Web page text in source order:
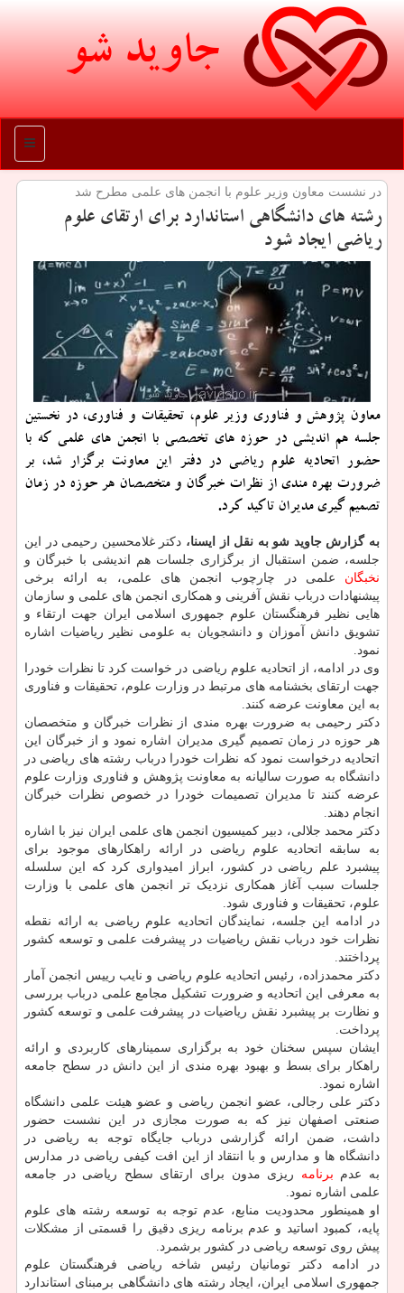
جاوید شو
منو
در نشست معاون وزیر علوم با انجمن های علمی مطرح شد
رشته های دانشگاهی استاندارد برای ارتقای علوم
ریاضی ایجاد شود
معاون پژوهش و فناوری وزیر علوم، تحقیقات و فناوری، در نخستین
جلسه هم اندیشی در حوزه های تخصصی با انجمن های علمی كه با
حضور اتحادیه علوم ریاضی در دفتر این معاونت برگزار شد، بر
ضرورت بهره مندی از نظرات خبرگان و متخصصان هر حوزه در زمان
تصمیم گیری مدیران تاكید كرد.
به گزارش جاوید شو به نقل از ایسنا، دکتر غلامحسین رحیمی در این
جلسه، ضمن استقبال از برگزاری جلسات هم اندیشی با خبرگان و
نخبگان علمی در چارچوب انجمن های علمی، به ارائه برخی
پیشنهادات درباب نقش آفرینی و همکاری انجمن های علمی و سازمان
هایی نظیر فرهنگستان علوم جمهوری اسلامی ایران جهت ارتقاء و
تشویق دانش آموزان و دانشجویان به علومی نظیر ریاضیات اشاره
نمود.
وی در ادامه، از اتحادیه علوم ریاضی در خواست کرد تا نظرات خودرا
جهت ارتقای بخشنامه های مرتبط در وزارت علوم، تحقیقات و فناوری
به این معاونت عرضه کنند.
دکتر رحیمی به ضرورت بهره مندی از نظرات خبرگان و متخصصان
هر حوزه در زمان تصمیم گیری مدیران اشاره نمود و از خبرگان این
اتحادیه درخواست نمود که نظرات خودرا درباب رشته های ریاضی در
دانشگاه به صورت سالیانه به معاونت پژوهش و فناوری وزارت علوم
عرضه کنند تا مدیران تصمیمات خودرا در خصوص نظرات خبرگان
انجام دهند.
دکتر محمد جلالی، دبیر کمیسیون انجمن های علمی ایران نیز با اشاره
به سابقه اتحادیه علوم ریاضی در ارائه راهکارهای موجود برای
پیشبرد علم ریاضی در کشور، ابراز امیدواری کرد که این سلسله
جلسات سبب آغاز همکاری نزدیک تر انجمن های علمی با وزارت
علوم، تحقیقات و فناوری شود.
در ادامه این جلسه، نمایندگان اتحادیه علوم ریاضی به ارائه نقطه
نظرات خود درباب نقش ریاضیات در پیشرفت علمی و توسعه کشور
پرداختند.
دکتر محمدزاده، رئیس اتحادیه علوم ریاضی و نایب رییس انجمن آمار
به معرفی این اتحادیه و ضرورت تشکیل مجامع علمی درباب بررسی
و نظارت بر پیشبرد نقش ریاضیات در پیشرفت علمی و توسعه کشور
پرداخت.
ایشان سپس سخنان خود به برگزاری سمینارهای کاربردی و ارائه
راهکار برای بسط و بهبود بهره مندی از این دانش در سطح جامعه
اشاره نمود.
دکتر علی رجالی، عضو انجمن ریاضی و عضو هیئت علمی دانشگاه
صنعتی اصفهان نیز که به صورت مجازی در این نشست حضور
داشت، ضمن ارائه گزارشی درباب جایگاه توجه به ریاضی در
دانشگاه ها و مدارس و با انتقاد از این افت کیفی ریاضی در مدارس
به عدم برنامه ریزی مدون برای ارتقای سطح ریاضی در جامعه
علمی اشاره نمود.
او همینطور محدودیت منابع، عدم توجه به توسعه رشته های علوم
پایه، کمبود اساتید و عدم برنامه ریزی دقیق را قسمتی از مشکلات
پیش روی توسعه ریاضی در کشور برشمرد.
در ادامه دکتر تومانیان رئیس شاخه ریاضی فرهنگستان علوم
جمهوری اسلامی ایران، ایجاد رشته های دانشگاهی برمبنای استاندارد